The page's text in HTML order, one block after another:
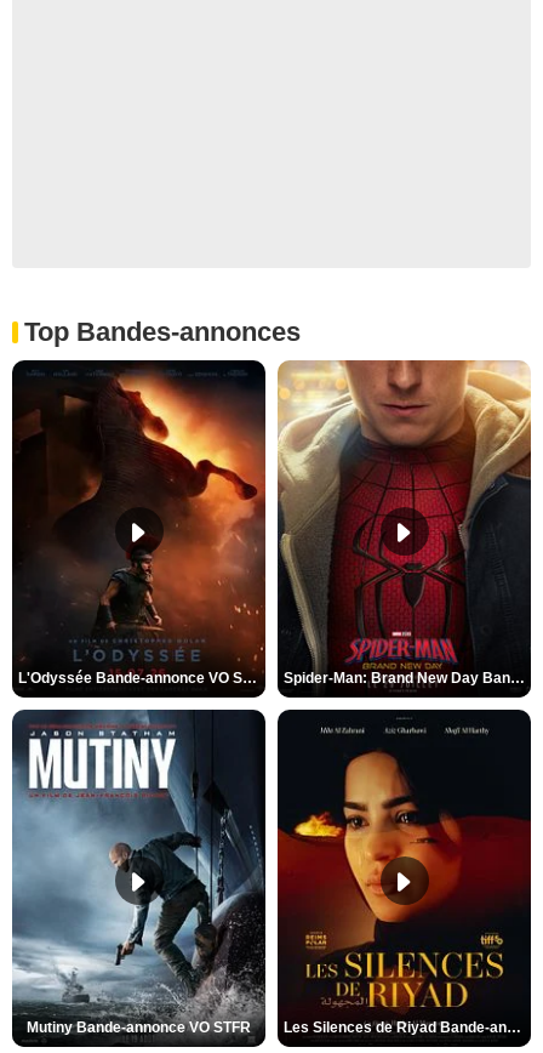
Top Bandes-annonces
L'Odyssée Bande-annonce VO STFR Spider-Man: Brand New Day Bande-annonce VO STFR
Mutiny Bande-annonce VO STFR Les Silences de Riyad Bande-annonce VO STFR